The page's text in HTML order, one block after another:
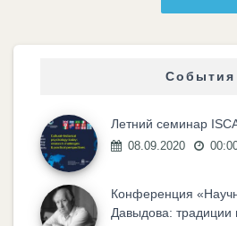
События
Летний семинар
08.09.2020
Конференция
Давыдова: традиции